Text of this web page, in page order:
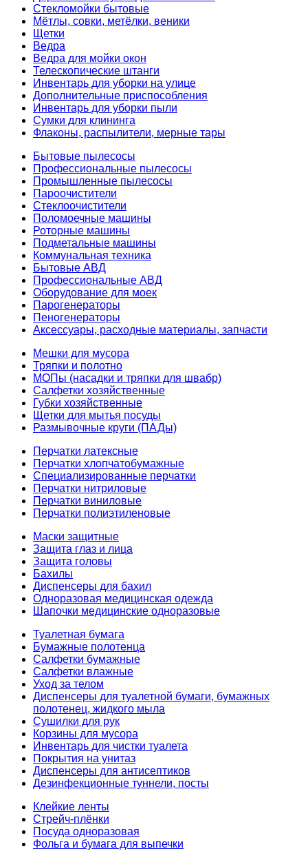
Стекломойки бытовые
Мётлы, совки, метёлки, веники
Щетки
Ведра
Ведра для мойки окон
Телескопические штанги
Инвентарь для уборки на улице
Дополнительные приспособления
Инвентарь для уборки пыли
Сумки для клининга
Флаконы, распылители, мерные тары
Бытовые пылесосы
Профессиональные пылесосы
Промышленные пылесосы
Пароочистители
Стеклоочистители
Поломоечные машины
Роторные машины
Подметальные машины
Коммунальная техника
Бытовые АВД
Профессиональные АВД
Оборудование для моек
Парогенераторы
Пеногенераторы
Аксессуары, расходные материалы, запчасти
Мешки для мусора
Тряпки и полотно
МОПы (насадки и тряпки для швабр)
Салфетки хозяйственные
Губки хозяйственные
Щетки для мытья посуды
Размывочные круги (ПАДы)
Перчатки латексные
Перчатки хлопчатобумажные
Специализированные перчатки
Перчатки нитриловые
Перчатки виниловые
Перчатки полиэтиленовые
Маски защитные
Защита глаз и лица
Защита головы
Бахилы
Диспенсеры для бахил
Одноразовая медицинская одежда
Шапочки медицинские одноразовые
Туалетная бумага
Бумажные полотенца
Салфетки бумажные
Салфетки влажные
Уход за телом
Диспенсеры для туалетной бумаги, бумажных
полотенец, жидкого мыла
Сушилки для рук
Корзины для мусора
Инвентарь для чистки туалета
Покрытия на унитаз
Диспенсеры для антисептиков
Дезинфекционные туннели, посты
Клейкие ленты
Стрейч-плёнки
Посуда одноразовая
Фольга и бумага для выпечки